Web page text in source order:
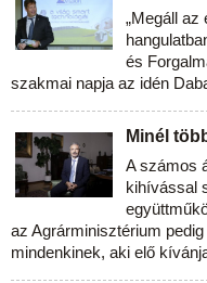
„Megáll az
és
szakmai napja az idén
Minél
A számos
kihívással
az Agrárminisztérium
mindenkinek, aki elő